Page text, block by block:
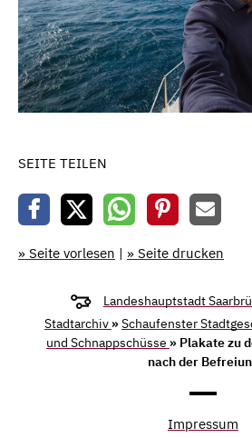
SEITE TEILEN
» Seite vorlesen | » Seite drucken
Landeshauptstadt
Stadtarchiv »Schaufenster
und Schnappschüsse » Plakate zu
nach der
Impressum